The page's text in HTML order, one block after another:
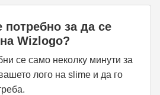
потребно за да се
Wizlogo?
се само неколку минути за
лого на slime и да го